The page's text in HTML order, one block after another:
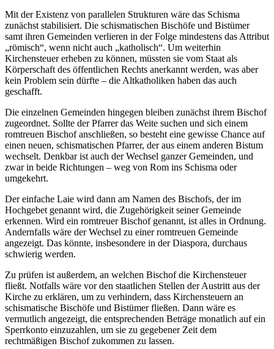
Mit der Existenz von parallelen Strukturen wäre das Schisma
zunächst stabilisiert. Die schismatischen Bischöfe und Bistümer
samt ihren Gemeinden verlieren in der Folge mindestens das Attribut
„römisch“, wenn nicht auch „katholisch“. Um weiterhin
Kirchensteuer erheben zu können, müssten sie vom Staat als
Körperschaft des öffentlichen Rechts anerkannt werden, was aber
kein Problem sein dürfte – die Altkatholiken haben das auch
geschafft.
Die einzelnen Gemeinden hingegen bleiben zunächst ihrem Bischof
zugeordnet. Sollte der Pfarrer das Weite suchen und sich einem
romtreuen Bischof anschließen, so besteht eine gewisse Chance auf
einen neuen, schismatischen Pfarrer, der aus einem anderen Bistum
wechselt. Denkbar ist auch der Wechsel ganzer Gemeinden, und
zwar in beide Richtungen – weg von Rom ins Schisma oder
umgekehrt.
Der einfache Laie wird dann am Namen des Bischofs, der im
Hochgebet genannt wird, die Zugehörigkeit seiner Gemeinde
erkennen. Wird ein romtreuer Bischof genannt, ist alles in Ordnung.
Andernfalls wäre der Wechsel zu einer romtreuen Gemeinde
angezeigt. Das könnte, insbesondere in der Diaspora, durchaus
schwierig werden.
Zu prüfen ist außerdem, an welchen Bischof die Kirchensteuer
fließt. Notfalls wäre vor den staatlichen Stellen der Austritt aus der
Kirche zu erklären, um zu verhindern, dass Kirchensteuern an
schismatische Bischöfe und Bistümer fließen. Dann wäre es
vermutlich angezeigt, die entsprechenden Beträge monatlich auf ein
Sperrkonto einzuzahlen, um sie zu gegebener Zeit dem
rechtmäßigen Bischof zukommen zu lassen.